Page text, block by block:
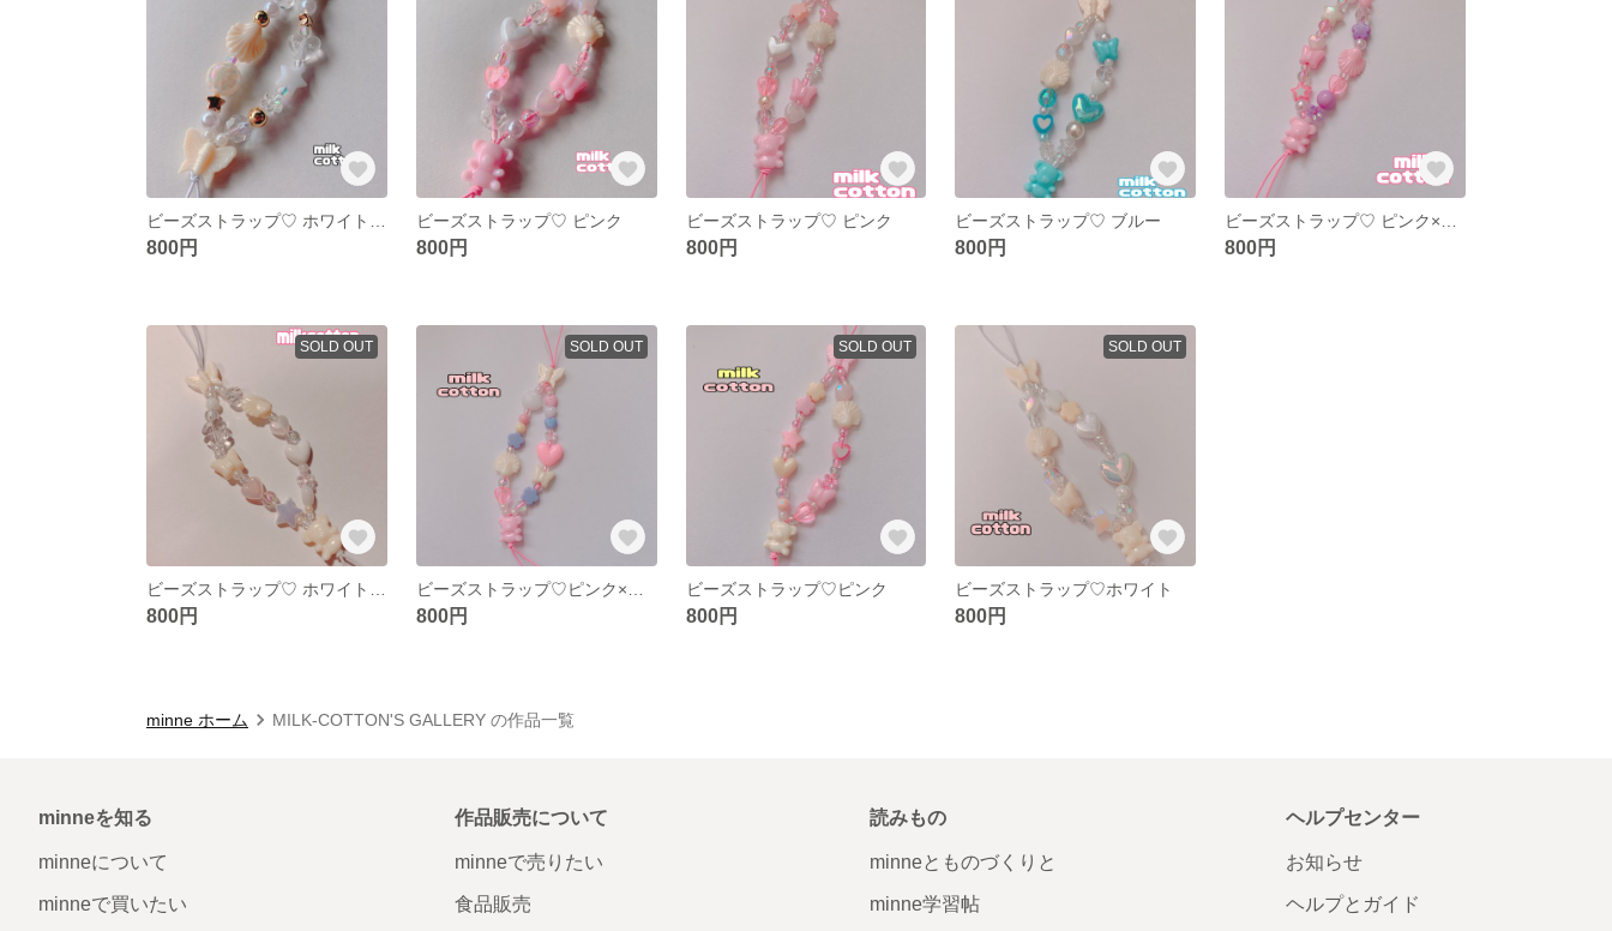
800円
ビーズストラップ♡ ピンク
800円
ビーズストラップ♡ ピンク
800円
ビーズストラップ♡ ブルー
800円 800円
SOLD OUT
800円
SOLD OUT
800円
SOLD OUT
ビーズストラップ♡ピンク
800円
SOLD OUT
ビーズストラップ♡ホワイト
800円
minne ホーム MILK-COTTON'S GALLERY の作品一覧
minneを知る
minneについて
minneで買いたい
作品販売について
minneで売りたい
食品販売
読みもの
minneとものづくりと
minne学習帖
ヘルプセンター
お知らせ
ヘルプとガイド